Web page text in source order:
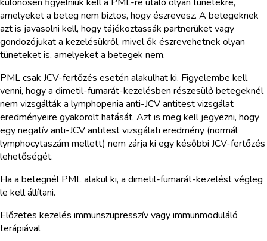
amelyeket a beteg nem biztos, hogy észrevesz. A betegeknek
azt is javasolni kell, hogy tájékoztassák partnerüket vagy
gondozójukat a kezelésükről, mivel ők észrevehetnek olyan
tüneteket is, amelyeket a betegek nem.
PML csak JCV-fertőzés esetén alakulhat ki. Figyelembe kell
venni, hogy a dimetil-fumarát-kezelésben részesülő betegeknél
nem vizsgálták a lymphopenia anti-JCV antitest vizsgálat
eredményeire gyakorolt hatását. Azt is meg kell jegyezni, hogy
egy negatív anti-JCV antitest vizsgálati eredmény (normál
lymphocytaszám mellett) nem zárja ki egy későbbi JCV-fertőzés
lehetőségét.
Ha a betegnél PML alakul ki, a dimetil-fumarát-kezelést végleg
le kell állítani.
Előzetes kezelés immunszupresszív vagy immunmoduláló
terápiával